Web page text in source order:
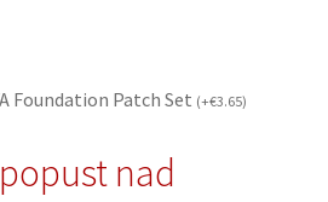
Foundation Patch Set (+€3.65)
nad